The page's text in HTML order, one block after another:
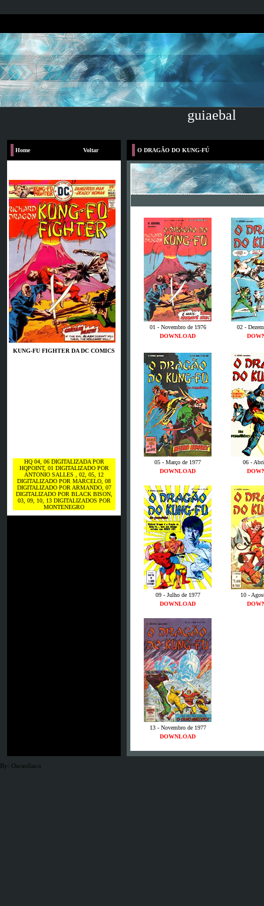
guiaebal
Home Voltar
KUNG-FU FIGHTER DA DC COMICS
HQ 04, 06 DIGITALIZADA POR
HQPOINT, 01 DIGITALIZADO POR
ANTONIO SALLES , 02, 05, 12
DIGITALIZADO POR MARCELO, 08
DIGITALIZADO POR ARMANDO, 07
DIGITALIZADO POR BLACK BISON,
03, 09, 10, 13DIGITALIZADOS POR
MONTENEGRO
O DRAGÃO DO KUNG-FÚ
01 - Novembro de 1976
02 -
DOWNLOAD
05 - Março de 1977
06 -
DOWNLOAD
09 - Julho de 1977
10 -
DOWNLOAD
13 - Novembro de 1977
DOWNLOAD
By: Oscardiaco